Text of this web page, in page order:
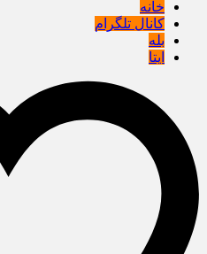
خانه
کانال تلگرام
بله
ایتا